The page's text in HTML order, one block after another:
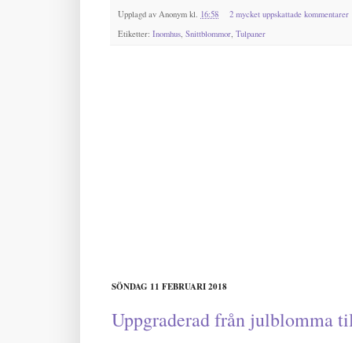
Upplagd av Anonym kl. 16:58
2 mycket uppskattade kommentarer
Etiketter: Inomhus, Snittblommor, Tulpaner
SÖNDAG 11 FEBRUARI 2018
Uppgraderad från julblomma